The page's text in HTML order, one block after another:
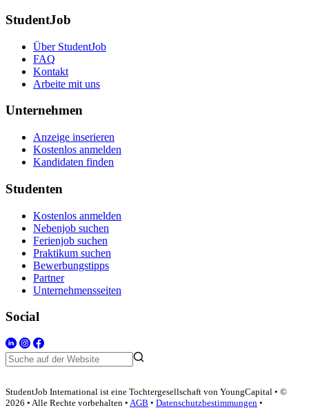
StudentJob
Über StudentJob
FAQ
Kontakt
Arbeite mit uns
Unternehmen
Anzeige inserieren
Kostenlos anmelden
Kandidaten finden
Studenten
Kostenlos anmelden
Nebenjob suchen
Ferienjob suchen
Praktikum suchen
Bewerbungstipps
Partner
Unternehmensseiten
Social
StudentJob International ist eine Tochtergesellschaft von YoungCapital • ©
2026 • Alle Rechte vorbehalten • AGB • Datenschutzbestimmungen •